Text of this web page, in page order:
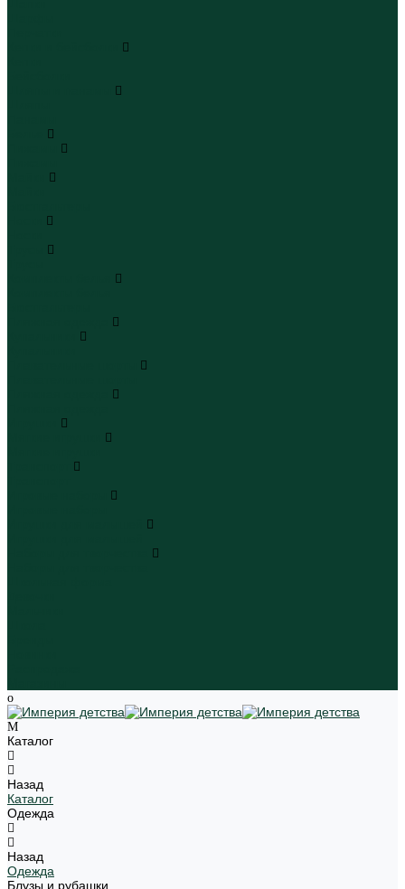
Каталог
Назад
Каталог
Одежда
Назад
Одежда
Блузы и рубашки